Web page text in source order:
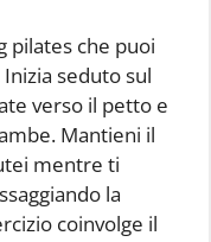
pilates che puoi
Inizia seduto sul
verso il petto e
Mantieni il
mentre ti
la
coinvolge il